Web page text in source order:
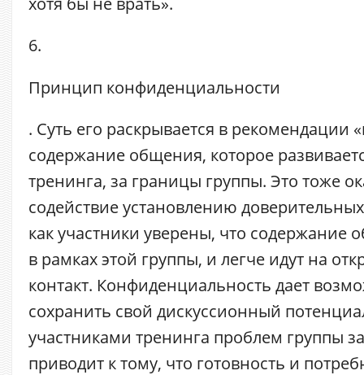
6.
Принцип конфиденциальности
. Суть его раскрывается в рекомендации
содержание общения, которое
тренинга, за границы группы. Это тоже
содействие установлению
как участники уверены, что содержание
в рамках этой группы, и легче идут на
контакт. Конфиденциальность дает
сохранить свой дискуссионный
участниками тренинга проблем группы
приводит к тому, что готовность и